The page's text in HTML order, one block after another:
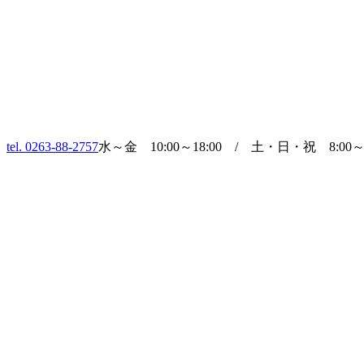
tel. 0263-88-2757水～金 10:00～18:00 / 土・日・祝 8:00～